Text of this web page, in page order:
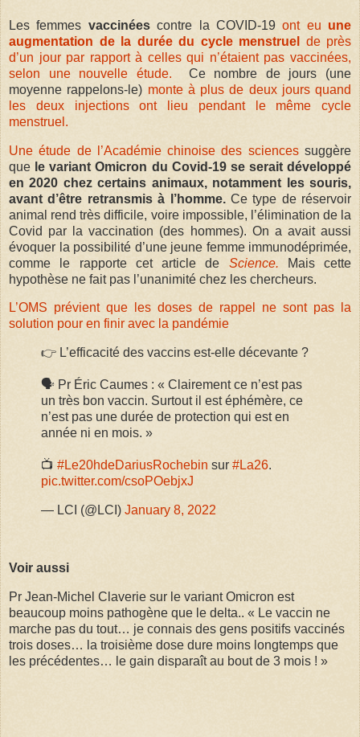
Les femmes vaccinéescontre la COVID-19ont eu une
augmentation de la durée du cycle menstruel
de près
d’un jour par rapport à celles qui n’étaient pas vaccinées,
selon une nouvelle étude. Ce nombre de jours (une
moyenne rappelons-le) monte à plus de deux jours quand
les deux injections ont lieu pendant le même cycle
menstruel.
Une étude de l’Académie chinoise des sciences suggère
que le variant Omicron du Covid-19 se serait développé
en 2020 chez certains animaux, notamment les souris,
avant d’être retransmis à l’homme. Ce type de réservoir
animal rend très difficile, voire impossible, l’élimination de la
Covid par la vaccination (des hommes). On a avait aussi
évoquer la possibilité d’une jeune femme immunodéprimée,
comme le rapporte cet article de Science.
Mais cette
hypothèse ne fait pas l’unanimité chez les chercheurs.
L’OMS prévient que les doses de rappel ne sont pas la
solution pour en finir avec la pandémie
👉 L’efficacité des vaccins est-elle décevante ?
🗣️ Pr Éric Caumes : « Clairement ce n’est pas
un très bon vaccin. Surtout il est éphémère, ce
n’est pas une durée de protection qui est en
année ni en mois. »
📺 #Le20hdeDariusRochebin sur #La26.
pic.twitter.com/csoPOebjxJ
— LCI (@LCI) January 8, 2022
Voir aussi
Pr Jean-Michel Claverie sur le variant Omicron est
beaucoup moins pathogène que le delta.. « Le vaccin ne
marche pas du tout… je connais des gens positifs vaccinés
trois doses… la troisième dose dure moins longtemps que
les précédentes… le gain disparaît au bout de 3 mois ! »